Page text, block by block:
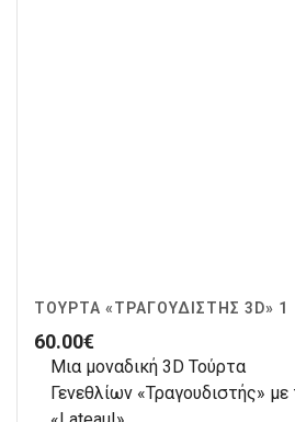
ΤΟΎΡΤΑ «ΤΡΑΓΟΥΔΙΣΤΉΣ 3D» 1
60.00€
Μια μοναδική 3D Τούρτα
Γενεθλίων «Τραγουδιστής»